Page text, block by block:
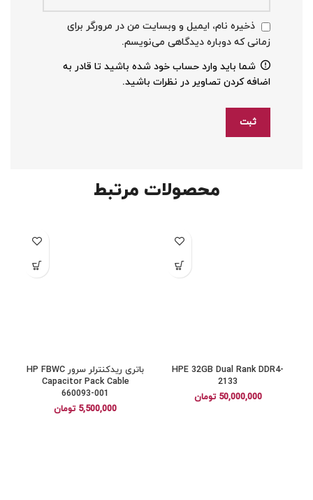
ذخیره نام، ایمیل و وبسایت من در مرورگر برای
زمانی که دوباره دیدگاهی می‌نویسم.
شما باید وارد حساب خود شده باشید تا قادر به
اضافه کردن تصاویر در نظرات باشید.
محصولات مرتبط
HPE 32GB Dual Rank DDR4-
2133
50,000,000 تومان
باتری ریدکنترلر سرور HP FBWC
Capacitor Pack Cable
660093-001
5,500,000 تومان